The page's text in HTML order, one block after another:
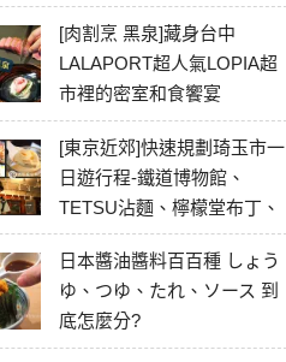
[肉割烹 黑泉]藏身台中
LALAPORT超人氣LOPIA超
市裡的密室和食饗宴
[東京近郊]快速規劃琦玉市一
日遊行程-鐵道博物館、
TETSU沾麵、檸檬堂布丁、
冰川神社、美食彙整
日本醬油醬料百百種 しょう
ゆ、つゆ、たれ、ソース 到
底怎麼分?